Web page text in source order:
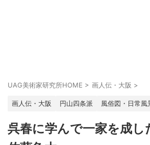
UAG美術家研究所HOME > 画人伝・大阪 >
画人伝・大阪 円山四条派 風俗図・日常風
呉春に学んで一家を成し